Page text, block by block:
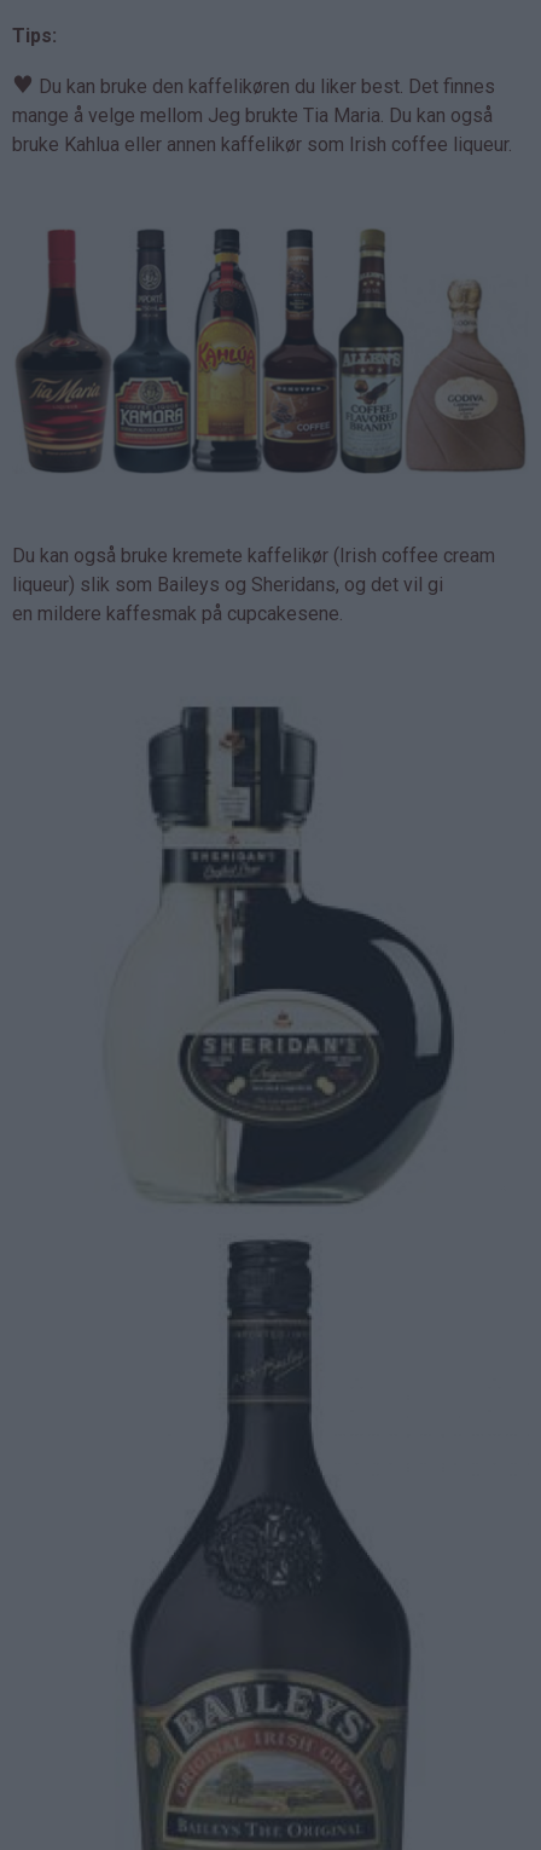
Tips:
♥ Du kan bruke den kaffelikøren du liker best. Det finnes
mange å velge mellom Jeg brukte Tia Maria. Du kan også
bruke Kahlua eller annen kaffelikør som Irish coffee liqueur.
Du kan også bruke kremete kaffelikør (Irish coffee cream
liqueur) slik som Baileys og Sheridans, og det vil gi
en mildere kaffesmak på cupcakesene.